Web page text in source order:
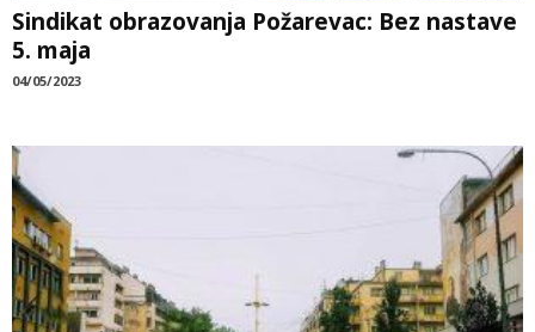
Sindikat obrazovanja Požarevac: Bez nastave
5. maja
04/05/2023